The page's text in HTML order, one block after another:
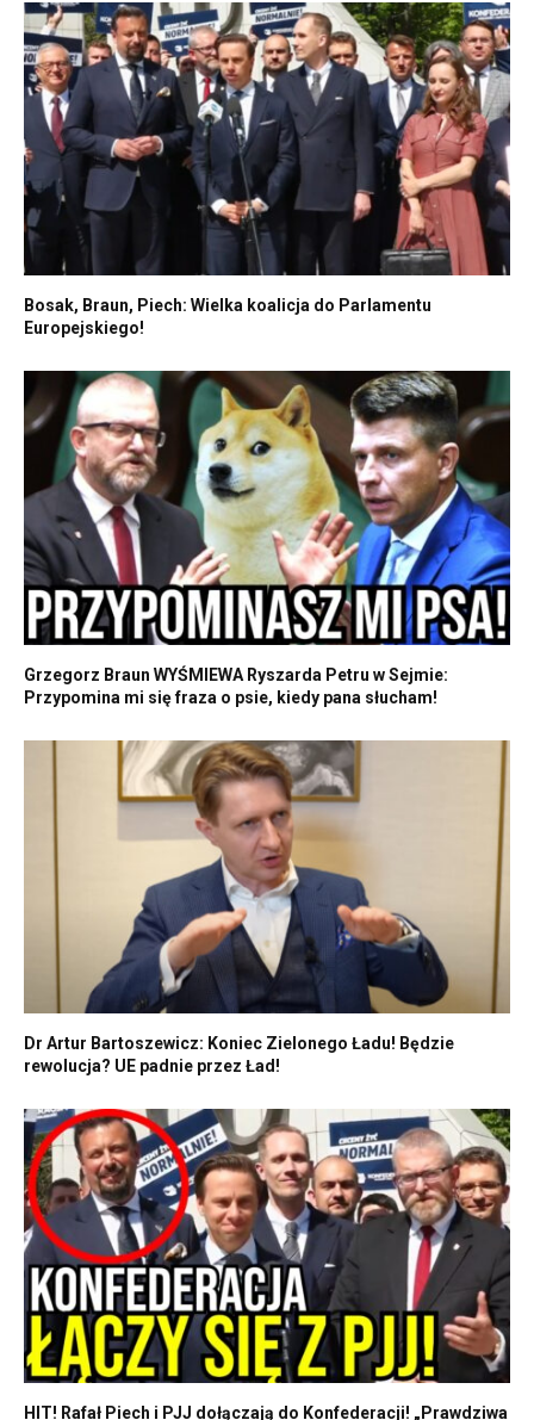
Bosak, Braun, Piech: Wielka koalicja do Parlamentu
Europejskiego!
Grzegorz Braun WYŚMIEWA Ryszarda Petru w Sejmie:
Przypomina mi się fraza o psie, kiedy pana słucham!
Dr Artur Bartoszewicz: Koniec Zielonego Ładu! Będzie
rewolucja? UE padnie przez Ład!
HIT! Rafał Piech i PJJ dołączają do Konfederacji! „Prawdziwa